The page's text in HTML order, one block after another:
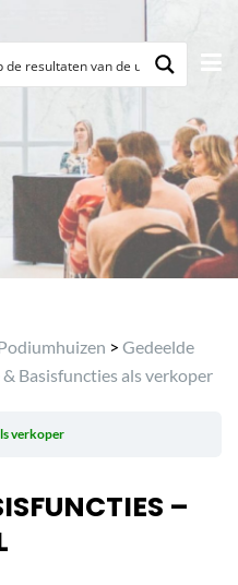
> Gedeelde
Basisfuncties als verkoper
verkoper
–